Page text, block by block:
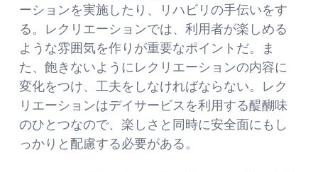
ーションを実施したり、リハビリの手伝いをす
る。レクリエーションでは、利用者が楽しめる
ような雰囲気を作りが重要なポイントだ。ま
た、飽きないようにレクリエーションの内容に
変化をつけ、工夫をしなければならない。レク
リエーションはデイサービスを利用する醍醐味
のひとつなので、楽しさと同時に安全面にもし
っかりと配慮する必要がある。